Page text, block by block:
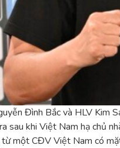
Đình Bắc và HLV Kim
sau khi Việt Nam hạ chủ
một CĐV Việt Nam có